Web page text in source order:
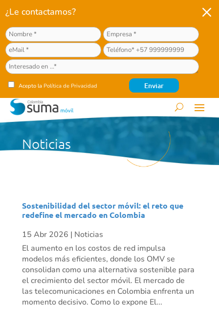
¿Le contactamos?
Acepto la Política de Privacidad
M
Noticias
Sostenibilidad del sector móvil: el reto que
redefine el mercado en Colombia
15 Abr 2026 | Noticias
El aumento en los costos de red impulsa
modelos más eficientes, donde los OMV se
consolidan como una alternativa sostenible para
el crecimiento del sector móvil. El mercado de
las telecomunicaciones en Colombia enfrenta un
momento decisivo. Como lo expone El...